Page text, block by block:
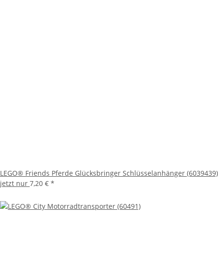
LEGO® Friends Pferde Glücksbringer Schlüsselanhänger (6039439)
jetzt nur 7,20 € *